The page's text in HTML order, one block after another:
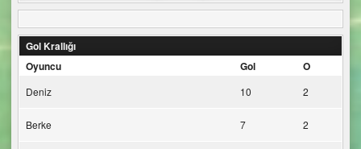
Gol Krallığı
Oyuncu
Gol O
Deniz 10 2
Berke 7 2